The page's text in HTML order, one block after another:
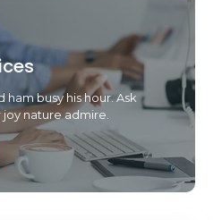
busy his hour. Ask
nature admire.